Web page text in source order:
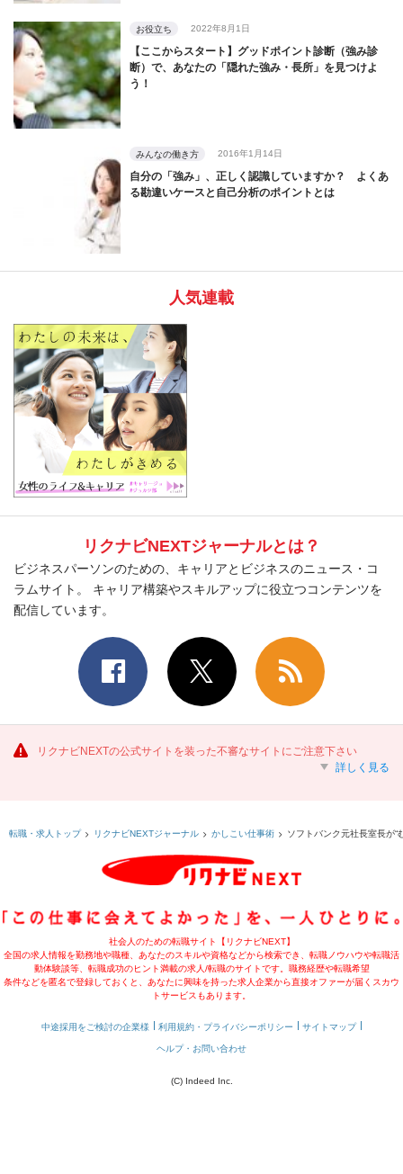
お役立ち 2022年8月1日
【ここからスタート】グッドポイント診断（強み診
断）で、あなたの「隠れた強み・長所」を見つけよ
う！
みんなの働き方 2016年1月14日
自分の「強み」、正しく認識していますか？ よくあ
る勘違いケースと自己分析のポイントとは
人気連載
リクナビNEXTジャーナルとは？
ビジネスパーソンのための、キャリアとビジネスのニュース・コ
ラムサイト。 キャリア構築やスキルアップに役立つコンテンツを
配信しています。
リクナビNEXTの公式サイトを装った不審なサイトにご注意下さい
詳しく見る
転職・求人トップ リクナビNEXTジャーナル かしこい仕事術 ソフトバンク元社長室長が“
社会人のための転職サイト【リクナビNEXT】
全国の求人情報を勤務地や職種、あなたのスキルや資格などから検索でき、転職ノウハウや転職活
動体験談等、転職成功のヒント満載の求人/転職のサイトです。職務経歴や転職希望
条件などを匿名で登録しておくと、あなたに興味を持った求人企業から直接オファーが届くスカウ
トサービスもあります。
中途採用をご検討の企業様 利用規約・プライバシーポリシー サイトマップ
ヘルプ・お問い合わせ
(C) Indeed Inc.